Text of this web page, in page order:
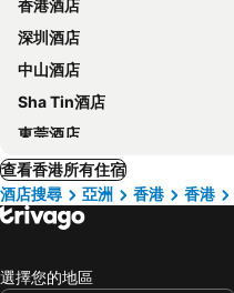
香港酒店
深圳酒店
中山酒店
Sha Tin酒店
東莞酒店
查看香港所有住宿
酒店搜尋
亞洲 香港 香港
選擇您的地區